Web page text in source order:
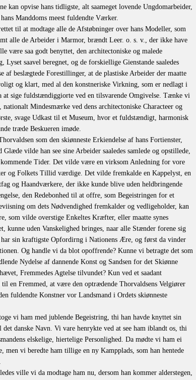
kan opvise hans tidligste, alt saameget lovende Ungdomarbeider,
Manddoms meest fuldendte Værker.
til at modtage alle de Afstøbninger over hans Modeller, som
alle de Arbeider i Marmor, brændt Leer. o. s. v., der ikke have
være saa godt benyttet, den architectoniske og malede
Lyset saavel beregnet, og de forskiellige Gienstande saaledes
af beslægtede Forestillinger, at de plastiske Arbeider der maatte
og klart, med al den konstneriske Virkning, som er nedlagt i
at sige fuldstændiggiorte ved en tilsvarende Omgivelse. Tænke vi
Mindesmærke ved dens architectoniske Characteer og
svage Udkast til et Museum, hvor et fuldstændigt, harmonisk
træde Beskueren imøde.
som den skiønneste Erkiendelse af hans Fortienster,
vilde han see sine Arbeider saaledes samlede og opstillede,
kommende Tider. Det vilde være en virksom Anledning for vore
og Folkets Tillid værdige. Det vilde fremkalde en Kappelyst, en
og Haandværkere, der ikke kunde blive uden heldbringende
den Redebonhed til at offre, som Begeistringen for et
om dets Nødvendighed fremkalder og vedligeholder, kan
som vilde overstige Enkeltes Kræfter, eller maatte synes
kunne uden Vanskelighed bringes, naar alle Stænder forene sig
sin kraftigste Opfordirng i Nationens Ære, og først da vinder
Og handle vi da blot opoffrende? Kunne vi betragte det som
Nydelse af dannende Konst og Sandsen for det Skiønne
Fremmedes Agtelse tilvundet? Kun ved et saadant
en Fremmed, at være den optrædende Thorvaldsens Velgiører
fuldendte Konstner vor Landsmand i Ordets skiønneste
vi ham med jublende Begeistring, thi han havde knyttet sin
danske Navn. Vi vare henrykte ved at see ham iblandt os, thi
elskelige, hiertelige Personlighed. Da mødte vi ham ei
men vi beredte ham tillige en ny Kampplads, som han hentede
ville vi da modtage ham nu, dersom han kommer alderstegen,